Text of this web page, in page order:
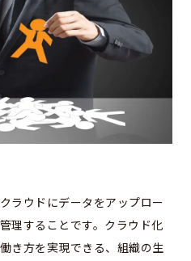
ラウドにデータをアップロー
理することです。クラウド化
き方を実現できる、組織の生